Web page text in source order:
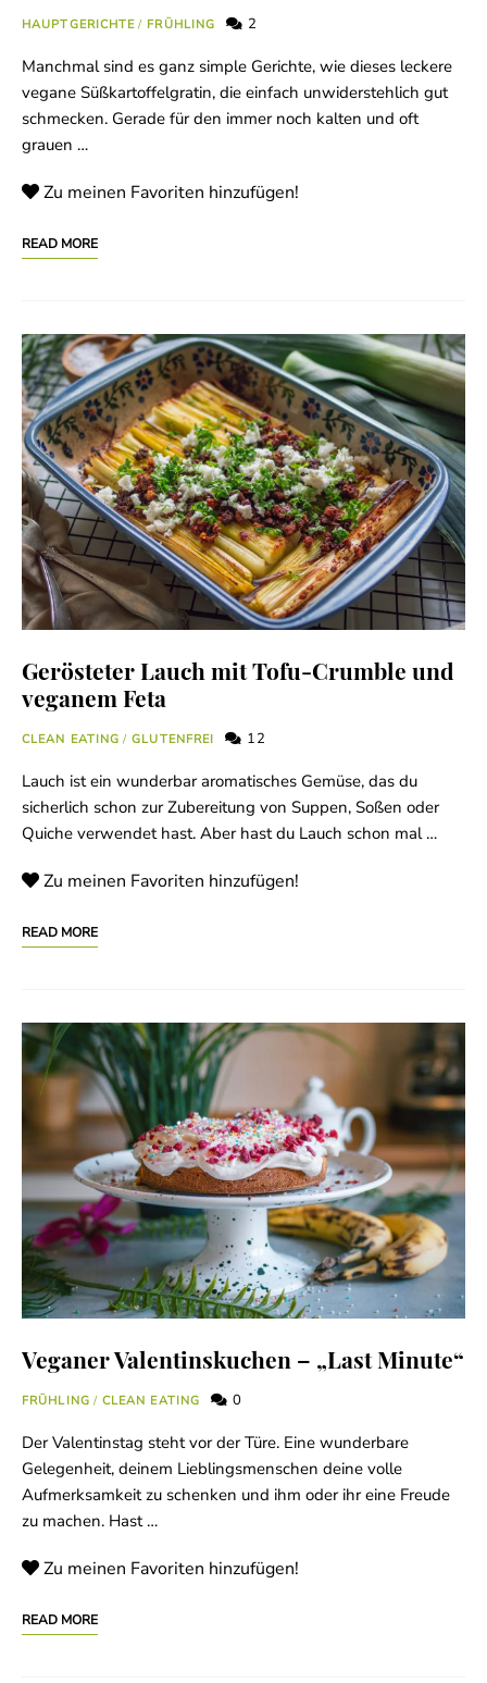
HAUPTGERICHTE / FRÜHLING 2
Manchmal sind es ganz simple Gerichte, wie dieses leckere
vegane Süßkartoffelgratin, die einfach unwiderstehlich gut
schmecken. Gerade für den immer noch kalten und oft
grauen …
Zu meinen Favoriten hinzufügen!
READ MORE
Gerösteter Lauch mit Tofu-Crumble und
veganem Feta
CLEAN EATING / GLUTENFREI 12
Lauch ist ein wunderbar aromatisches Gemüse, das du
sicherlich schon zur Zubereitung von Suppen, Soßen oder
Quiche verwendet hast. Aber hast du Lauch schon mal …
Zu meinen Favoriten hinzufügen!
READ MORE
Veganer Valentinskuchen – „Last Minute“
FRÜHLING / CLEAN EATING 0
Der Valentinstag steht vor der Türe. Eine wunderbare
Gelegenheit, deinem Lieblingsmenschen deine volle
Aufmerksamkeit zu schenken und ihm oder ihr eine Freude
zu machen. Hast …
Zu meinen Favoriten hinzufügen!
READ MORE